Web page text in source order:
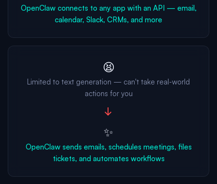
OpenClaw connects to any app with an API — email,
calendar, Slack, CRMs, and more
😫
Limited to text generation — can't take real-world
actions for you
→
✨
OpenClaw sends emails, schedules meetings, files
tickets, and automates workflows